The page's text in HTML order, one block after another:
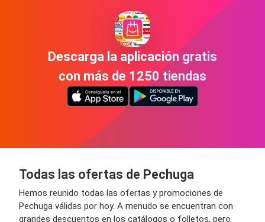
Descarga la aplicación gratis
con más de 1250 tiendas
Todas las ofertas de Pechuga
Hemos reunido todas las ofertas y promociones de
Pechuga válidas por hoy. A menudo se encuentran con
grandes descuentos en los catálogos o folletos, pero